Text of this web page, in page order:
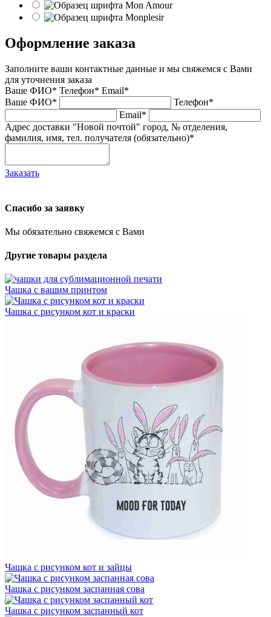
Оформление заказа
Заполните ваши контактные данные и мы свяжемся с Вами
для уточнения заказа
Ваше ФИО* Телефон* Email*
Ваше ФИО*
Телефон*
Email*
Адрес доставки "Новой почтой" город, № отделения,
фамилия, имя, тел. получателя (обязательно)*
Заказать
Спасибо за заявку
Мы обязательно свяжемся с Вами
Другие товары раздела
Чашка с вашим принтом
Чашка с рисунком кот и краски
Чашка с рисунком кот и зайцы
Чашка с рисунком заспанная сова
Чашка с рисунком заспанный кот